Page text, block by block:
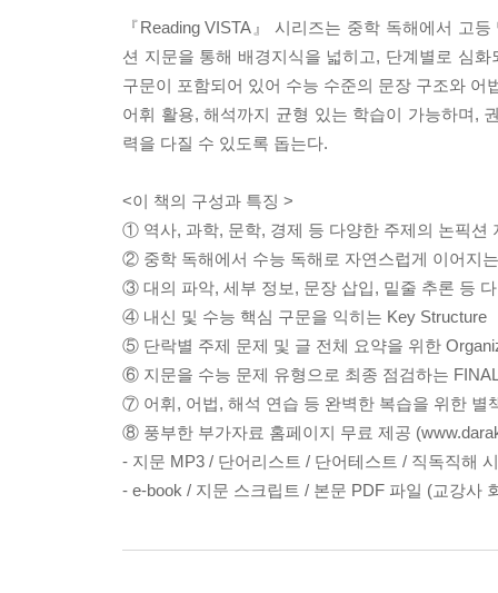
『Reading VISTA』 시리즈는 중학 독해에서 고
션 지문을 통해 배경지식을 넓히고, 단계별로 심
구문이 포함되어 있어 수능 수준의 문장 구조와
어휘 활용, 해석까지 균형 있는 학습이 가능하며,
력을 다질 수 있도록 돕는다.
<이 책의 구성과 특징 >
① 역사, 과학, 문학, 경제 등 다양한 주제의 논픽션
② 중학 독해에서 수능 독해로 자연스럽게 이어지
③ 대의 파악, 세부 정보, 문장 삽입, 밑줄 추론 등
④ 내신 및 수능 핵심 구문을 익히는 Key Structure
⑤ 단락별 주제 문제 및 글 전체 요약을 위한
⑥ 지문을 수능 문제 유형으로 최종 점검하는
⑦ 어휘, 어법, 해석 연습 등 완벽한 복습을 위한 별
⑧ 풍부한 부가자료 홈페이지 무료 제공
- 지문 MP3 / 단어리스트 / 단어테스트 / 직독직해
- e-book / 지문 스크립트 / 본문 PDF 파일 (교강사